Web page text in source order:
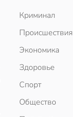
Криминал
Происшествия
Экономика
Здоровье
Спорт
Общество